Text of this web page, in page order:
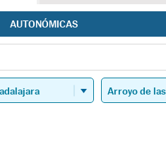
AUTONÓMICAS